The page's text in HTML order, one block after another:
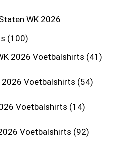
WK 2026
100
2026 Voetbalshirts 41
2026 Voetbalshirts 54
Voetbalshirts 14
Voetbalshirts 92